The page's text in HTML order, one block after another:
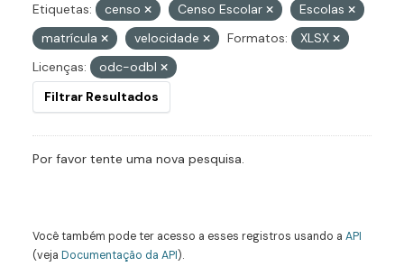
Etiquetas: censo Censo Escolar
Escolas
matrícula
velocidade Formatos:
XLSX
Licenças:
odc-odbl
Filtrar Resultados
Por favor tente uma nova pesquisa.
Você também pode ter acesso a esses registros usando a API
(veja Documentação da API).